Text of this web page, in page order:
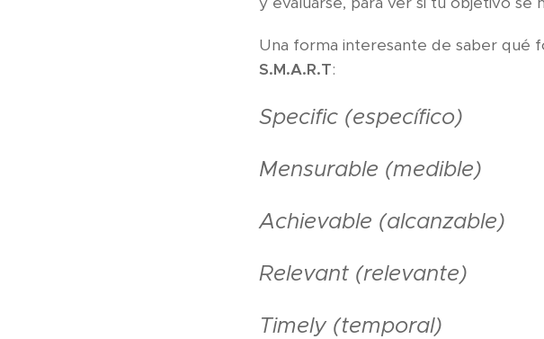
Una forma interesante de saber qué
S.M.A.R.T:
Specific (específico)
Mensurable (medible)
Achievable (alcanzable)
Relevant (relevante)
Timely (temporal)